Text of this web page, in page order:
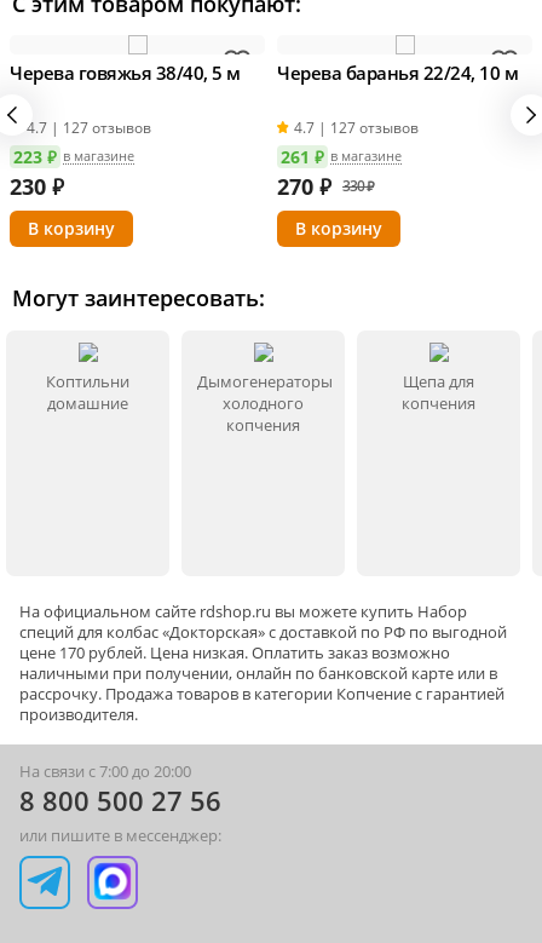
Добавляйте в фарш вместе с солью для достижения
оптимального вкуса.
Преимущества набора
Великолепный вкус.
Смесь приправ позволяет
достичь насыщенного и ароматного вкуса
колбасы.
инструкции, чтобы достичь превосходного
результата.
Универсальность.Подходит для
профессиональных и домашних кулинаров.
Экономия времени.Готовый набор экономит
ваше время и усилия, заменяя поиск и покупку
специй по отдельности.
Информация о технических характеристиках, комплектации и
внешнем виде товара основывается на последних доступных
данных от поставщика.
Черева говяжья 38/40, 5 м
4.7 | 127 отзывов
223 ₽ в магазине
230 ₽
Черева баранья 22/24, 10 м
4.7 | 127 отзывов
261 ₽ в магазине
270 ₽ 330 ₽
Могут заинтересовать:
Коптильни
домашние
Дымогенераторы
холодного
копчения
Щепа для
копчения
На официальном сайте rdshop.ru вы можете купить Набор
специй для колбас «Докторская» с доставкой по РФ по выгодной
цене 170 рублей. Цена низкая. Оплатить заказ возможно
наличными при получении, онлайн по банковской карте или в
рассрочку. Продажа товаров в категории Копчениес гарантией
производителя.
На связи с 7:00 до 20:00
8 800 500 27 56
или пишите в мессенджер: